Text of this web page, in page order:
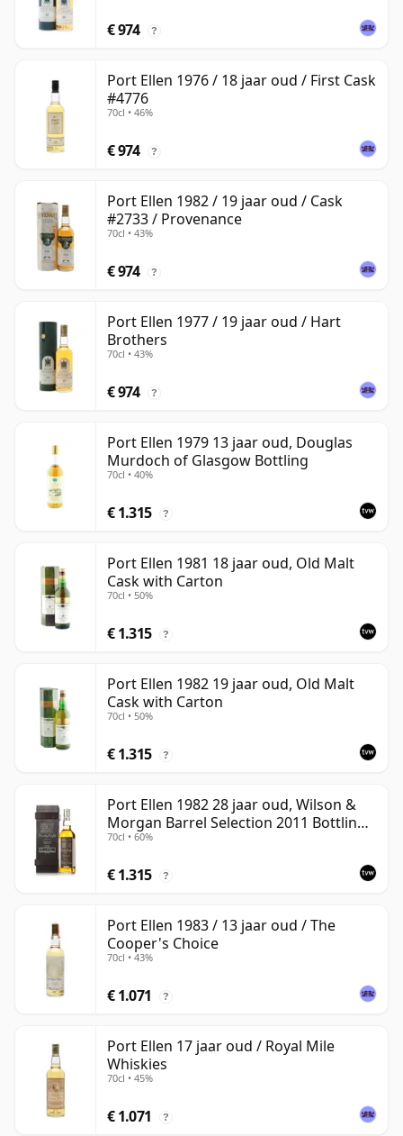
€ 974 ?
Port Ellen 1976 / 18 jaar oud / First Cask
#4776
70cl • 46%
€ 974 ?
Port Ellen 1982 / 19 jaar oud / Cask
#2733 / Provenance
70cl • 43%
€ 974 ?
Port Ellen 1977 / 19 jaar oud / Hart
Brothers
70cl • 43%
€ 974 ?
Port Ellen 1979 13 jaar oud, Douglas
Murdoch of Glasgow Bottling
70cl • 40%
€ 1.315 ?
Port Ellen 1981 18 jaar oud, Old Malt
Cask with Carton
70cl • 50%
€ 1.315 ?
Port Ellen 1982 19 jaar oud, Old Malt
Cask with Carton
70cl • 50%
€ 1.315 ?
Port Ellen 1982 28 jaar oud, Wilson &
Morgan Barrel Selection 2011 Bottling
with Box
70cl • 60%
€ 1.315 ?
Port Ellen 1983 / 13 jaar oud / The
Cooper's Choice
70cl • 43%
€ 1.071 ?
Port Ellen 17 jaar oud / Royal Mile
Whiskies
70cl • 45%
€ 1.071 ?